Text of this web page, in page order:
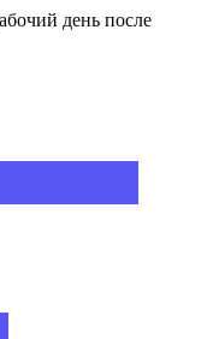
день после